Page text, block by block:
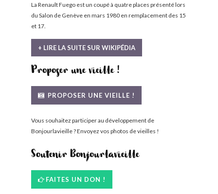
La Renault Fuego est un coupé à quatre places présenté lors
du Salon de Genève en mars 1980 en remplacement des 15
et 17.
+ LIRE LA SUITE SUR WIKIPÉDIA
Proposer une vieille !
PROPOSER UNE VIEILLE !
Vous souhaitez participer au développement de
Bonjourlavieille ? Envoyez vos photos de vieilles !
Soutenir Bonjourlavieille
FAITES UN DON !